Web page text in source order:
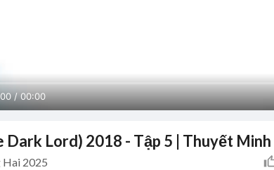
/ 00:00
Dark Lord) 2018 - Tập 5 | Thuyết Minh
Hai 2025